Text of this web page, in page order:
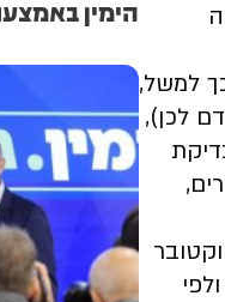
למשל,
לכן),
ולפי
הימין